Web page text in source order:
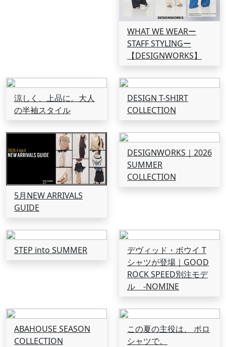
WHAT WE WEARー
STAFF STYLINGー
【DESIGNWORKS】
涼しく、上品に。大人
の半袖スタイル
DESIGN T-SHIRT
COLLECTION
5月NEW ARRIVALS
GUIDE
DESIGNWORKS｜2026
SUMMER
COLLECTION
STEP into SUMMER
デヴィッド・ボウイ T
シャツが登場｜GOOD
ROCK SPEED別注モデ
ル -NOMINE
ABAHOUSE SEASON
COLLECTION
この夏の主役は、 ポロ
シャツで。